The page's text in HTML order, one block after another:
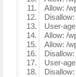
Allow: /
Disallow:
User-
Allow: /
Allow: /
Disallow:
User-
Disallow: